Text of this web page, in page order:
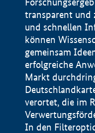
transparent und
und schnellen
können
gemeinsam
erfolgreiche
Markt
verortet, die im
In den